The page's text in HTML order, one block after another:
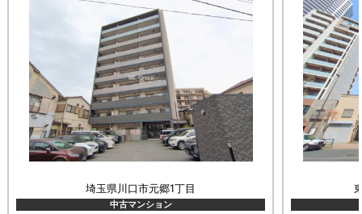
埼玉県川口市元郷1丁目
中古マンション